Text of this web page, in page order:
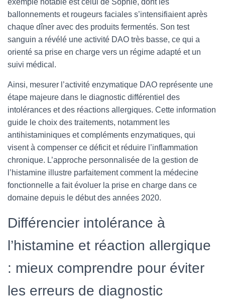
exemple notable est celui de Sophie, dont les
ballonnements et rougeurs faciales s’intensifiaient après
chaque dîner avec des produits fermentés. Son test
sanguin a révélé une activité DAO très basse, ce qui a
orienté sa prise en charge vers un régime adapté et un
suivi médical.
Ainsi, mesurer l’activité enzymatique DAO représente une
étape majeure dans le diagnostic différentiel des
intolérances et des réactions allergiques. Cette information
guide le choix des traitements, notamment les
antihistaminiques et compléments enzymatiques, qui
visent à compenser ce déficit et réduire l’inflammation
chronique. L’approche personnalisée de la gestion de
l’histamine illustre parfaitement comment la médecine
fonctionnelle a fait évoluer la prise en charge dans ce
domaine depuis le début des années 2020.
Différencier intolérance à
l’histamine et réaction allergique
: mieux comprendre pour éviter
les erreurs de diagnostic